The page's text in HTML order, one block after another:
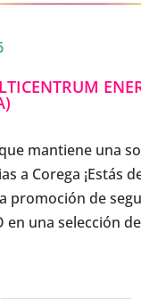
mantiene una
a Corega ¡Estás
promoción de
en una selección